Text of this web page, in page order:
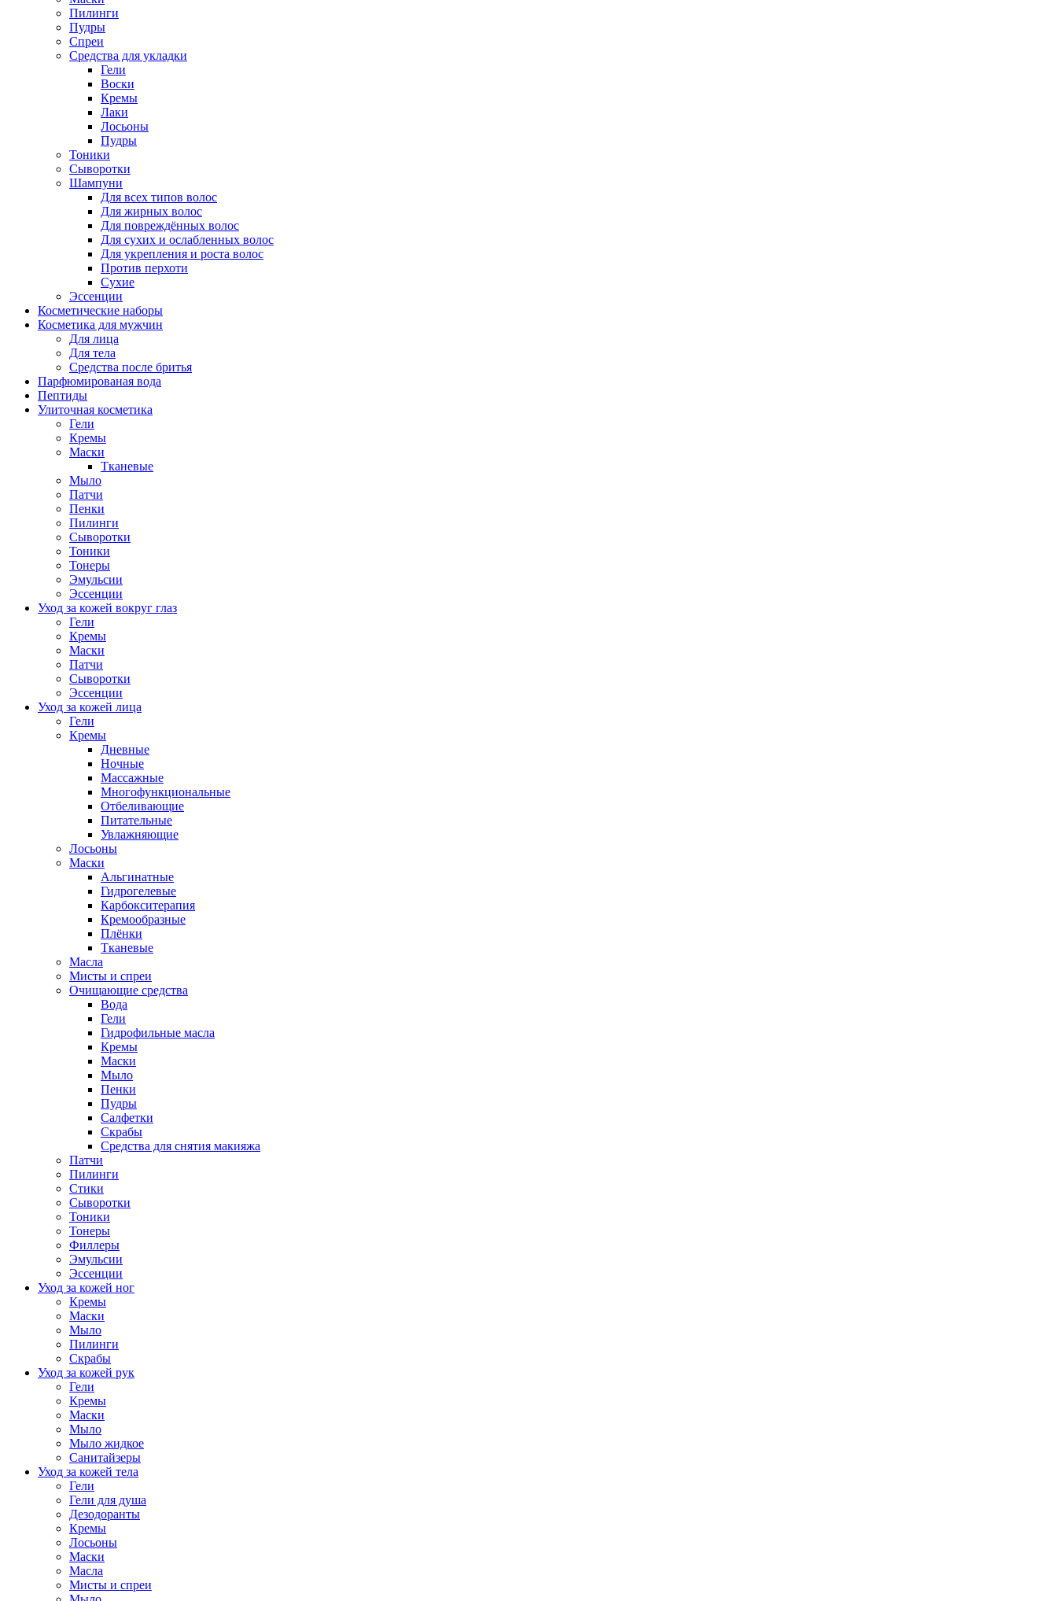
Пилинги
Пудры
Спреи
Средства для укладки
Гели
Воски
Кремы
Лаки
Лосьоны
Пудры
Тоники
Сыворотки
Шампуни
Для всех типов волос
Для жирных волос
Для повреждённых волос
Для сухих и ослабленных волос
Для укрепления и роста волос
Против перхоти
Сухие
Эссенции
Косметические наборы
Косметика для мужчин
Для лица
Для тела
Средства после бритья
Парфюмированая вода
Пептиды
Улиточная косметика
Гели
Кремы
Маски
Тканевые
Мыло
Патчи
Пенки
Пилинги
Сыворотки
Тоники
Тонеры
Эмульсии
Эссенции
Уход за кожей вокруг глаз
Гели
Кремы
Маски
Патчи
Сыворотки
Эссенции
Уход за кожей лица
Гели
Кремы
Дневные
Ночные
Массажные
Многофункциональные
Отбеливающие
Питательные
Увлажняющие
Лосьоны
Маски
Альгинатные
Гидрогелевые
Карбокситерапия
Кремообразные
Плёнки
Тканевые
Масла
Мисты и спреи
Очищающие средства
Вода
Гели
Гидрофильные масла
Кремы
Маски
Мыло
Пенки
Пудры
Салфетки
Скрабы
Средства для снятия макияжа
Патчи
Пилинги
Стики
Сыворотки
Тоники
Тонеры
Филлеры
Эмульсии
Эссенции
Уход за кожей ног
Кремы
Маски
Мыло
Пилинги
Скрабы
Уход за кожей рук
Гели
Кремы
Маски
Мыло
Мыло жидкое
Санитайзеры
Уход за кожей тела
Гели
Гели для душа
Дезодоранты
Кремы
Лосьоны
Маски
Масла
Мисты и спреи